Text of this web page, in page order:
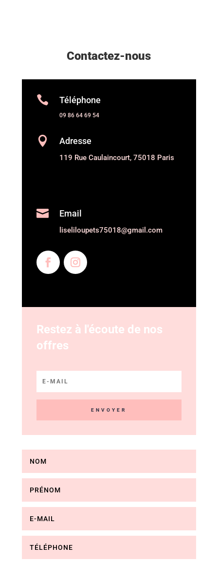
Contactez-nous
 Téléphone
09 86 64 69 54
 Adresse
119 Rue Caulaincourt, 75018 Paris
 Email
liseliloupets75018@gmail.com
Restez à l'écoute de nos
offres
ENVOYER